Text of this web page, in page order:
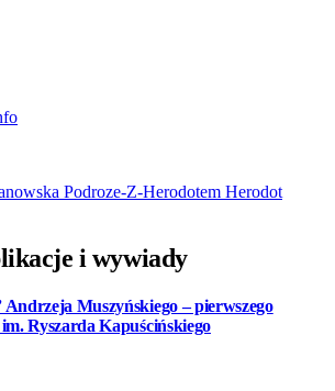
Podroze-Z-Herodotem Herodot
i wywiady
Andrzeja Muszyńskiego – pierwszego
Ryszarda Kapuścińskiego